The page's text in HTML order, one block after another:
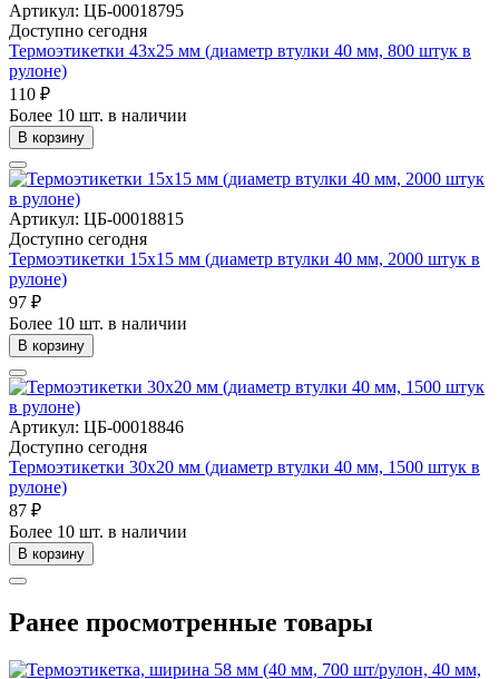
Артикул: ЦБ-00018795
Доступно сегодня
Термоэтикетки 43х25 мм (диаметр втулки 40 мм, 800 штук в
рулоне)
110 ₽
Более 10 шт. в наличии
В корзину
Артикул: ЦБ-00018815
Доступно сегодня
Термоэтикетки 15х15 мм (диаметр втулки 40 мм, 2000 штук в
рулоне)
97 ₽
Более 10 шт. в наличии
В корзину
Артикул: ЦБ-00018846
Доступно сегодня
Термоэтикетки 30х20 мм (диаметр втулки 40 мм, 1500 штук в
рулоне)
87 ₽
Более 10 шт. в наличии
В корзину
Ранее просмотренные товары